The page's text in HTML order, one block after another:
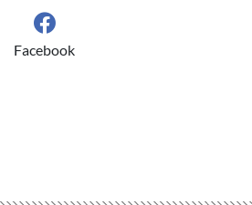
Facebook